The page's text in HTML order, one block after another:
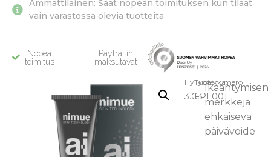
Hyllypaikka:
3.G3
Tuotenumero
FPL001
Ikääntymisen
merkkejä
ehkäisevä
päivävoide
Ammattilainen: Saat nopean toimituksen kun tilaat
vain varastossa olevia tuotteita
Nopea
toimitus
Paytrailin
maksutavat